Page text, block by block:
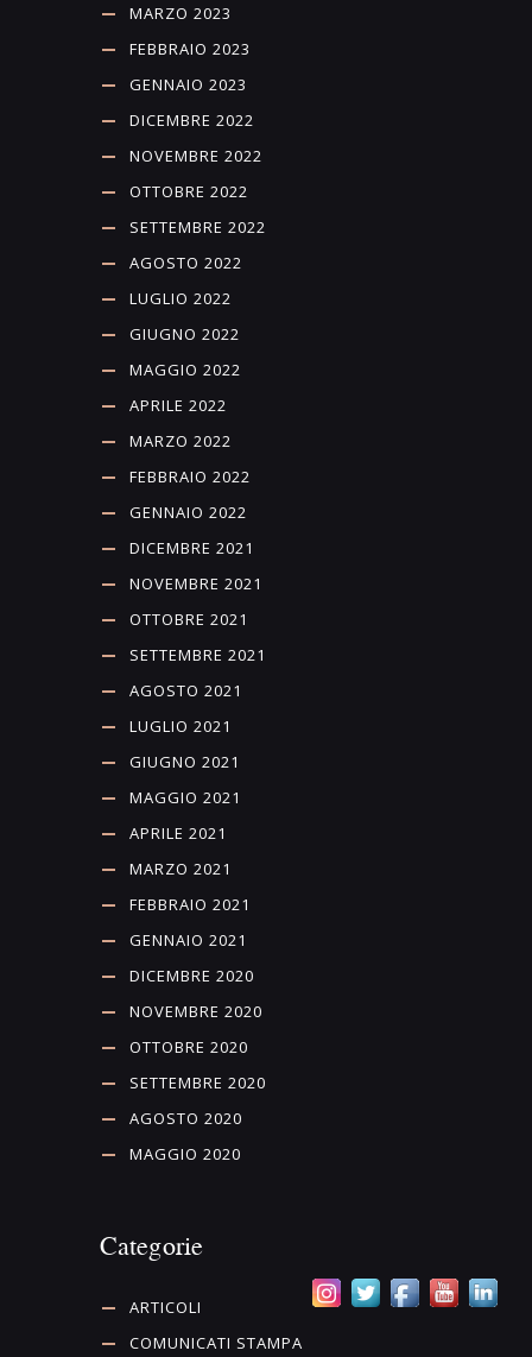
MARZO 2023
FEBBRAIO 2023
GENNAIO 2023
DICEMBRE 2022
NOVEMBRE 2022
OTTOBRE 2022
SETTEMBRE 2022
AGOSTO 2022
LUGLIO 2022
GIUGNO 2022
MAGGIO 2022
APRILE 2022
MARZO 2022
FEBBRAIO 2022
GENNAIO 2022
DICEMBRE 2021
NOVEMBRE 2021
OTTOBRE 2021
SETTEMBRE 2021
AGOSTO 2021
LUGLIO 2021
GIUGNO 2021
MAGGIO 2021
APRILE 2021
MARZO 2021
FEBBRAIO 2021
GENNAIO 2021
DICEMBRE 2020
NOVEMBRE 2020
OTTOBRE 2020
SETTEMBRE 2020
AGOSTO 2020
MAGGIO 2020
Categorie
ARTICOLI
COMUNICATI STAMPA